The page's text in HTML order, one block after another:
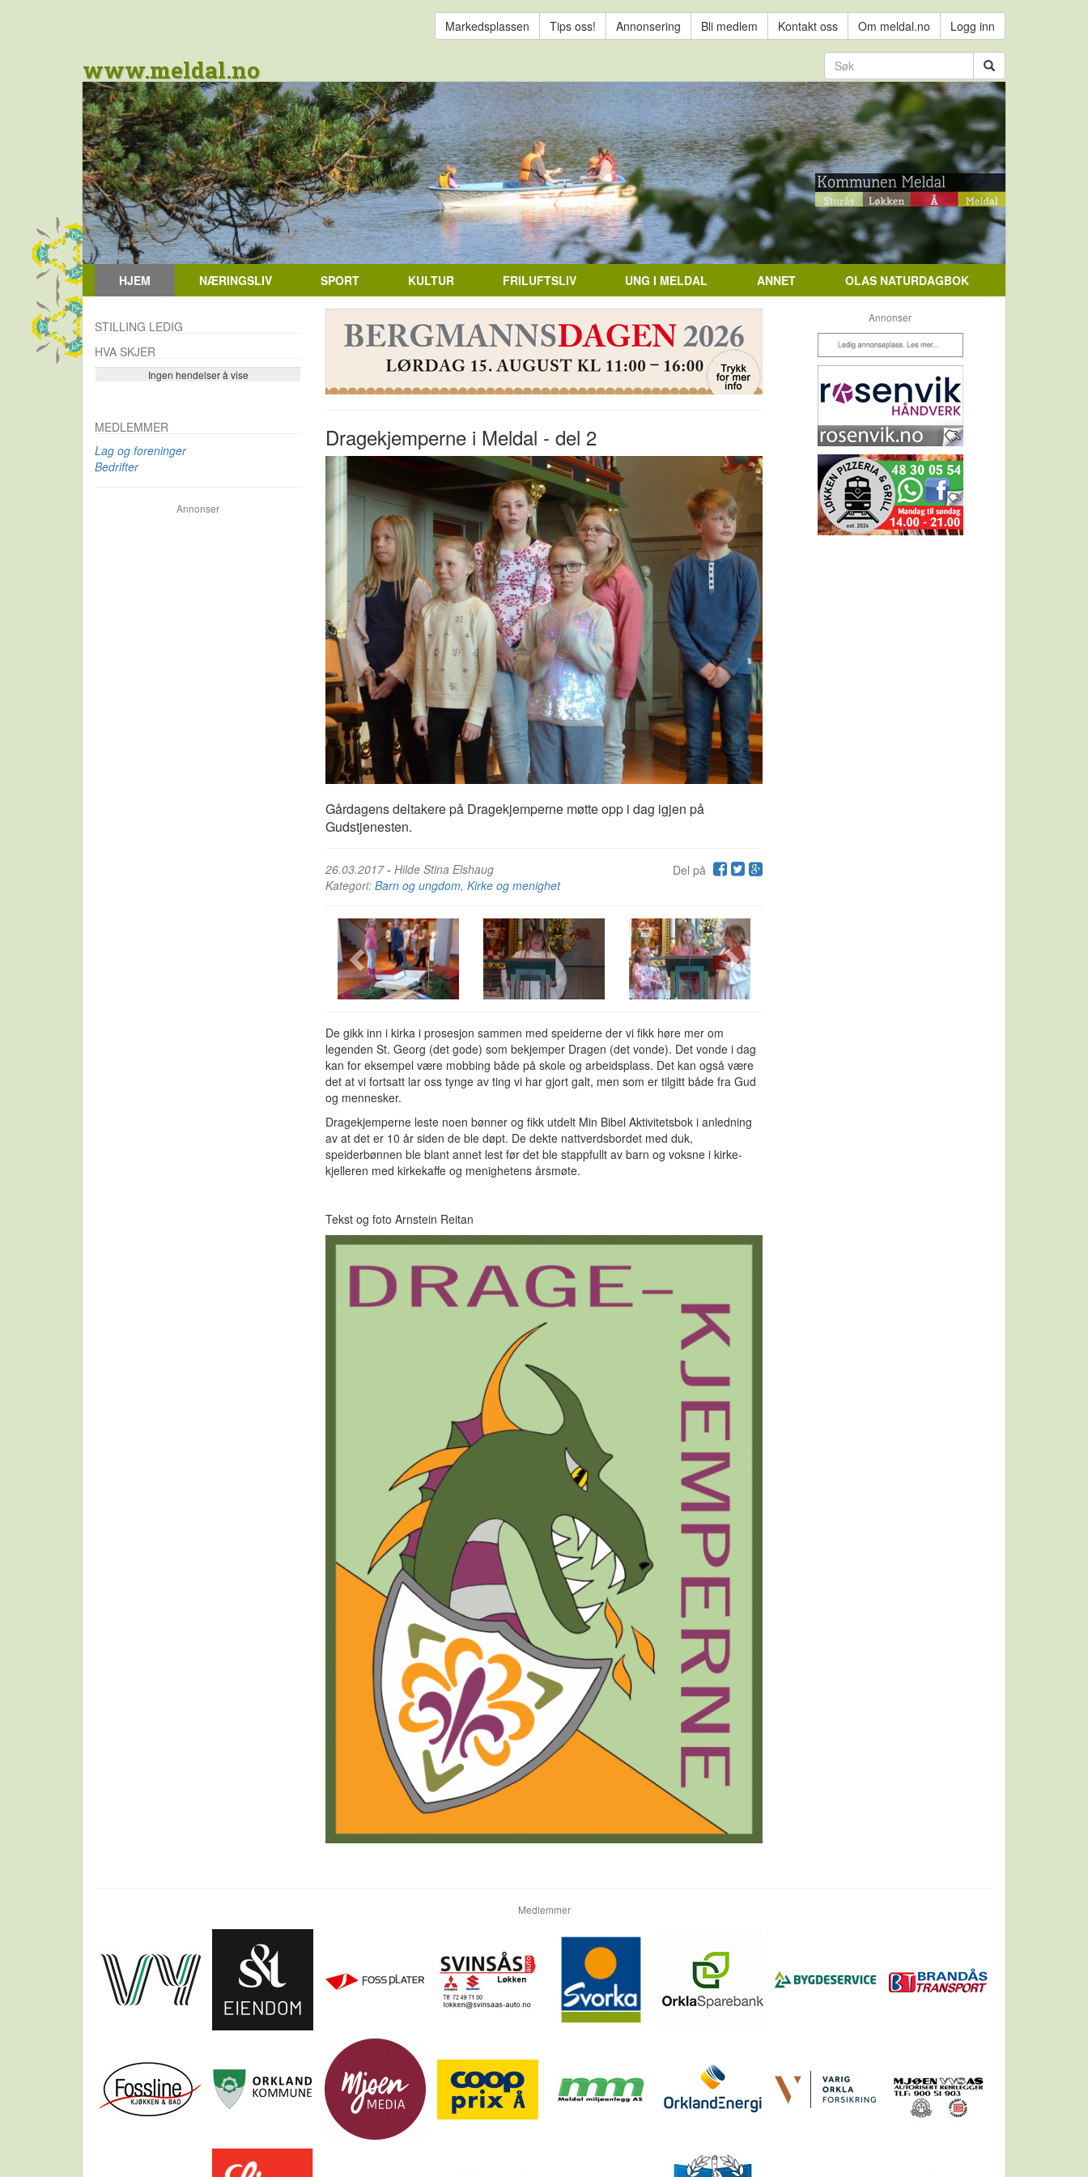
Markedsplassen Tips oss! Annonsering Bli medlem Kontakt oss Om meldal.no Logg inn
www.meldal.no
HJEM NÆRINGSLIV SPORT KULTUR FRILUFTSLIV UNG I MELDAL ANNET OLAS NATURDAGBOK
Dragekjemperne i Meldal - del 2
Gårdagens deltakere på Dragekjemperne møtte opp i dag igjen på
Gudstjenesten.
Del på
26.03.2017- Hilde Stina Elshaug
Kategori: Barn og ungdom, Kirke og menighet
De gikk inn i kirka i prosesjon sammen med speiderne der vi fikk høre mer om
legenden St. Georg (det gode) som bekjemper Dragen (det vonde). Det vonde i dag
kan for eksempel være mobbing både på skole og arbeidsplass. Det kan også være
det at vi fortsatt lar oss tynge av ting vi har gjort galt, men som er tilgitt både fra Gud
og mennesker.
Dragekjemperne leste noen bønner og fikk utdelt Min Bibel Aktivitetsbok i anledning
av at det er 10 år siden de ble døpt. De dekte nattverdsbordet med duk,
speiderbønnen ble blant annet lest før det ble stappfullt av barn og voksne i kirke-
kjelleren med kirkekaffe og menighetens årsmøte.
Tekst og foto Arnstein Reitan
STILLING LEDIG
HVA SKJER
Ingen hendelser å vise
Se flere…
MEDLEMMER
Lag og foreninger
Bedrifter
Annonser
Annonser
Medlemmer